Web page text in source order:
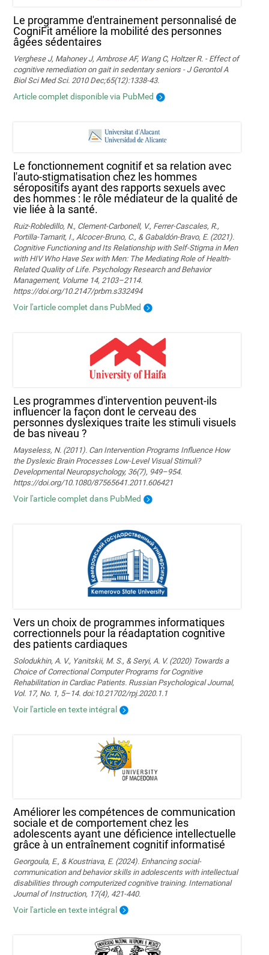
Le programme d'entrainement personnalisé de
CogniFit améliore la mobilité des personnes
âgées sédentaires
Verghese J, Mahoney J, Ambrose AF, Wang C, Holtzer R. - Effect of
cognitive remediation on gait in sedentary seniors - J Gerontol A
Biol Sci Med Sci. 2010 Dec;65(12):1338-43.
Article complet disponible via PubMed
Le fonctionnement cognitif et sa relation avec
l'auto-stigmatisation chez les hommes
séropositifs ayant des rapports sexuels avec
des hommes : le rôle médiateur de la qualité de
vie liée à la santé.
Ruiz-Robledillo, N., Clement-Carbonell, V., Ferrer-Cascales, R.,
Portilla-Tamarit, I., Alcocer-Bruno, C., & Gabaldón-Bravo, E. (2021).
Cognitive Functioning and Its Relationship with Self-Stigma in Men
with HIV Who Have Sex with Men: The Mediating Role of Health-
Related Quality of Life. Psychology Research and Behavior
Management, Volume 14, 2103–2114.
https://doi.org/10.2147/prbm.s332494
Voir l'article complet dans PubMed
Les programmes d'intervention peuvent-ils
influencer la façon dont le cerveau des
personnes dyslexiques traite les stimuli visuels
de bas niveau ?
Mayseless, N. (2011). Can Intervention Programs Influence How
the Dyslexic Brain Processes Low-Level Visual Stimuli?
Developmental Neuropsychology, 36(7), 949–954.
https://doi.org/10.1080/87565641.2011.606421
Voir l'article complet dans PubMed
Vers un choix de programmes informatiques
correctionnels pour la réadaptation cognitive
des patients cardiaques
Solodukhin, A. V., Yanitskii, M. S., & Seryi, A. V. (2020) Towards a
Choice of Correctional Computer Programs for Cognitive
Rehabilitation in Cardiac Patients. Russian Psychological Journal,
Vol. 17, No. 1, 5–14. doi:10.21702/rpj.2020.1.1
Voir l'article en texte intégral
Améliorer les compétences de communication
sociale et de comportement chez les
adolescents ayant une déficience intellectuelle
grâce à un entraînement cognitif informatisé
Georgoula, E., & Koustriava, E. (2024). Enhancing social-
communication and behavior skills in adolescents with intellectual
disabilities through computerized cognitive training. International
Journal of Instruction, 17(4), 421-440.
Voir l'article en texte intégral